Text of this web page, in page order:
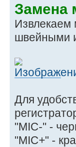
Замена
Извлекаем
швейными
Для
"MIC-" -
"MIC+" -